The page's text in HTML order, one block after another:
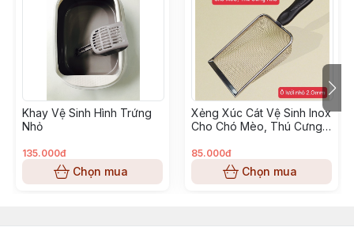
Khay Vệ Sinh Hình Trứng
Nhỏ
135.000đ
Chọn mua
Xẻng Xúc Cát Vệ Sinh Inox
Cho Chó Mèo, Thú Cưng
85.000đ
Chọn mua